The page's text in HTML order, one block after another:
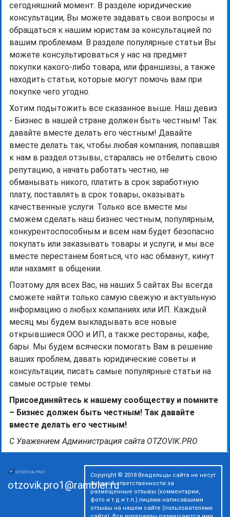
сегодняшний момент. В разделе юридические
консультации, Вы можете задавать свои вопросы и
обращаться к нашим юристам за консультацией по
вашим проблемам. В разделе популярные статьи Вы
можете консультироваться у нас на предмет
покупки какого-либо товара, или франшизы, а также
находить статьи, которые могут помочь вам при
покупке чего угодно.
Хотим подытожить все сказанное выше. Наш девиз
- Бизнес в нашей стране должен быть честным! Так
давайте вместе делать его честным! Давайте
вместе делать так, чтобы любая компания, попавшая
к нам в раздел отзывы, старалась не отбелить свою
репутацию, а начать работать честно, не
обманывать никого, платить в срок заработную
плату, поставлять в срок товары, оказывать
качественные услуги. Только все вместе мы
сможем сделать наш бизнес честным, популярным,
конкурентоспособным и всем нам будет безопасно
покупать или заказывать товары и услуги, и мы все
вместе перестанем бояться, что нас обманут, кинут
или нахамят в общении.
Поэтому для всех Вас, на наших 5 сайтах Вы всегда
сможете найти только самую свежую и актуальную
информацию о любых компаниях или ИП. Каждый
месяц мы будем выкладывать все новые
открывшиеся ООО и ИП, а также рестораны, кафе,
бары. Мы будем всячески помогать Вам в решение
ваших проблем, давать юридические советы и
консультации, писать самые популярные статьи на
самые острые темы.
Присоединяйтесь к нашему сообществу и помните
– Бизнес должен быть честным! Так давайте
вместе делать его честным!
С Уважением Администрация сайта OTZOVIK.PRO
otzovik.pro1@rambler.ru
Copyright © 2018 Владельцы сайта не несут
никакой ответственности за
размещенные отзывы (комментарии,
фото и т.д и т.п.) лицами написавшими
отзывы на нашем сайте (пользователями